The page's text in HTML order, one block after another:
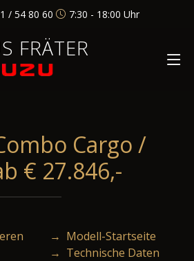
/ 54 80 60 7:30 - 18:00 Uhr
FRÄTER
Cargo /
€ 27.846,-
→ Modell-Startseite
→ Technische Daten